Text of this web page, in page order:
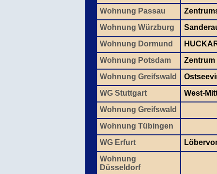
Wohnung Passau
Wohnung Würzburg
Wohnung Dormund
Wohnung Potsdam
Zentrum
Wohnung Greifswald
WG Stuttgart
West-
Wohnung Greifswald
Wohnung Tübingen
WG Erfurt
Wohnung
Düsseldorf